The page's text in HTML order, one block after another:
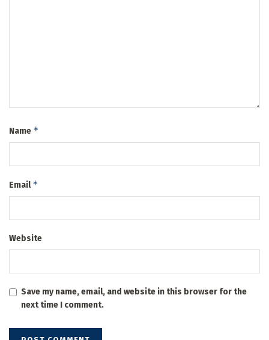
Name *
Email*
Website
Save my name, email, and website in this browser for the
next time I comment.